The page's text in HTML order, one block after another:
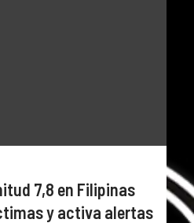
7,8 en Filipinas
y activa alertas